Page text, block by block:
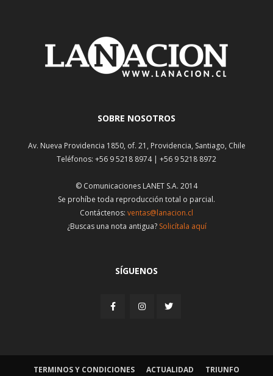
SOBRE NOSOTROS
Av. Nueva Providencia 1850, of. 21, Providencia, Santiago, Chile
Teléfonos: +56 9 5218 8974 | +56 9 5218 8972
© Comunicaciones LANET S.A. 2014
Se prohíbe toda reproducción total o parcial.
Contáctenos: ventas@lanacion.cl
¿Buscas una nota antigua? Solicítala aquí
SÍGUENOS
TERMINOS Y CONDICIONES ACTUALIDAD TRIUNFO